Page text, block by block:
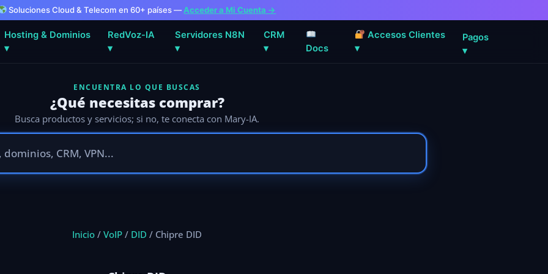
Soluciones Cloud & Telecom en 60+ países — Acceder a Mi Cuenta →
Hosting & Dominios
▾
RedVoz-IA
▾
Servidores N8N
▾
CRM
▾
Docs
Accesos Clientes
▾
Pagos
▾
ENCUENTRA LO QUE BUSCAS
¿Qué necesitas comprar?
Busca productos y servicios; si no, te conecta con Mary-IA.
Inicio / VoIP / DID / Chipre DID